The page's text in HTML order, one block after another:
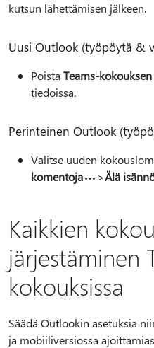
kutsun lähettämisen jälkeen.
Uusi Outlook (työpöytä &
Poista Teams-kokouksen
tiedoissa.
Perinteinen Outlook
Valitse uuden
komentoja
>Älä
Kaikkien
järjestäminen
kokouksissa
Säädä Outlookin asetuksia
ja mobiiliversiossa